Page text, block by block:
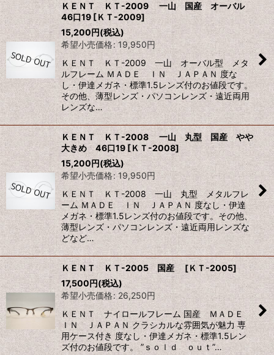
ＫＥＮＴ ＫＴ-2009 一山 国産 オーバル
46口19 [ＫＴ-2009]
15,200円(税込)
希望小売価格: 19,950円
ＫＥＮＴ ＫＴ-2009 一山 オーバル型 メタ
ルフレーム ＭＡＤＥ ＩＮ ＪＡＰＡＮ 度な
し・伊達メガネ・標準1.5レンズ付のお値段です。
その他、薄型レンズ・パソコンレンズ・遠近両用
レンズな…
ＫＥＮＴ ＫＴ-2008 一山 丸型 国産 やや
大きめ 46口19[ＫＴ-2008]
15,200円(税込)
希望小売価格: 19,950円
ＫＥＮＴ ＫＴ-2008 一山 丸型 メタルフレ
ーム ＭＡＤＥ ＩＮ ＪＡＰＡＮ 度なし・伊達
メガネ・標準1.5レンズ付のお値段です。その他、
薄型レンズ・パソコンレンズ・遠近両用レンズな
どなど…
ＫＥＮＴ ＫＴ-2005 国産 [ＫＴ-2005]
17,500円(税込)
希望小売価格: 26,250円
ＫＥＮＴ ナイロールフレーム 国産 ＭＡＤＥ
ＩＮ ＪＡＰＡＮ クラシカルな雰囲気が魅力 専
用ケース付き 度なし・伊達メガネ・標準1.5レン
ズ付のお値段です。 ”ｓｏｌｄ ｏｕｔ”…